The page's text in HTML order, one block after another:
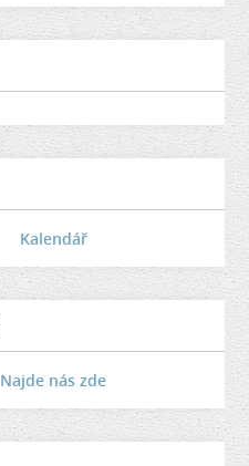
Kalendář
Najde nás zde